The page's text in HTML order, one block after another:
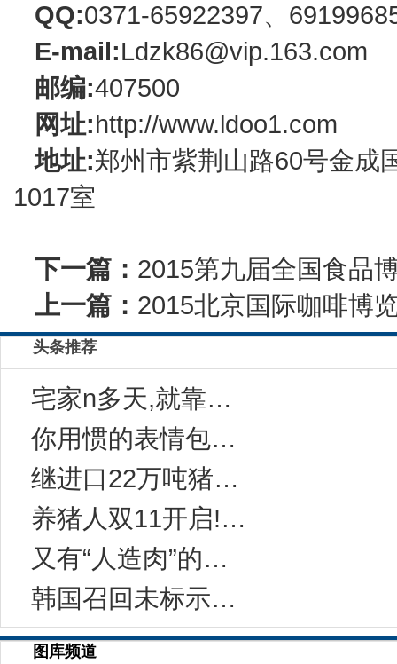
QQ:0371-65922397、
E-mail:Ldzk86@vip.163.com
邮编:407500
网址:http://www.ldoo1.com
地址:郑州市紫荆山路60号金成
1017室
下一篇： 2015第九届全国食品
上一篇： 2015北京国际咖啡博
头条推荐
宅家n多天,就靠这一碗“感冒灵味“的拉面说
你用惯的表情包，成了品牌年轻化法宝
继进口22万吨猪肉后，中国对西班牙等国宣布一
养猪人双11开启!今年有10万家猪场在网上采
又有“人造肉”的事儿？科学家：无需饲养和屠宰
韩国召回未标示致敏成分的健康功能食品
图库频道